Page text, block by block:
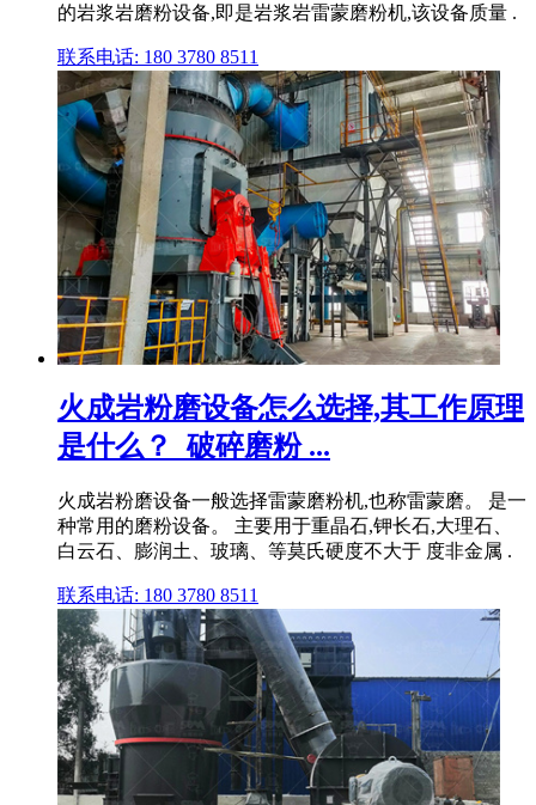
的岩浆岩磨粉设备,即是岩浆岩雷蒙磨粉机,该设备质量 .
联系电话: 180 3780 8511
火成岩粉磨设备怎么选择,其工作原理
是什么？_破碎磨粉 ...
火成岩粉磨设备一般选择雷蒙磨粉机,也称雷蒙磨。 是一
种常用的磨粉设备。 主要用于重晶石,钾长石,大理石、
白云石、膨润土、玻璃、等莫氏硬度不大于 度非金属 .
联系电话: 180 3780 8511